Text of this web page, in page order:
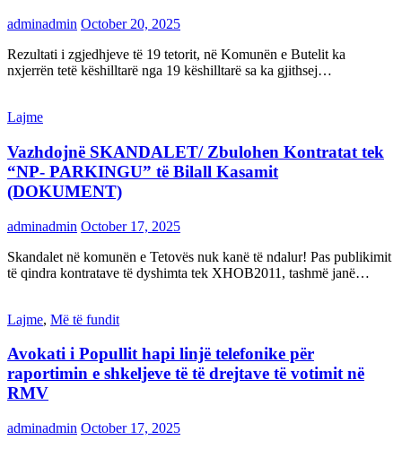
adminadmin October 20, 2025
Rezultati i zgjedhjeve të 19 tetorit, në Komunën e Butelit ka
nxjerrën tetë këshilltarë nga 19 këshilltarë sa ka gjithsej…
Lajme
Vazhdojnë SKANDALET/ Zbulohen Kontratat tek
“NP- PARKINGU” të Bilall Kasamit
(DOKUMENT)
adminadmin October 17, 2025
Skandalet në komunën e Tetovës nuk kanë të ndalur! Pas publikimit
të qindra kontratave të dyshimta tek XHOB2011, tashmë janë…
Lajme, Më të fundit
Avokati i Popullit hapi linjë telefonike për
raportimin e shkeljeve të të drejtave të votimit në
RMV
adminadmin October 17, 2025